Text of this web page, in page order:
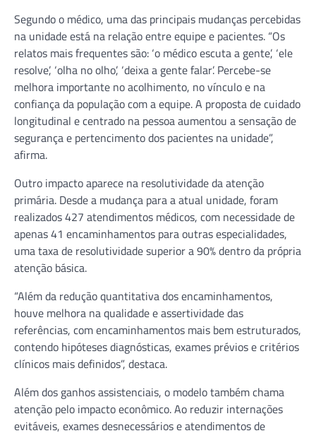
Segundo o médico, uma das principais mudanças percebidas
na unidade está na relação entre equipe e pacientes. “Os
relatos mais frequentes são: ‘o médico escuta a gente’, ‘ele
resolve’, ‘olha no olho’, ‘deixa a gente falar’. Percebe-se
melhora importante no acolhimento, no vínculo e na
confiança da população com a equipe. A proposta de cuidado
longitudinal e centrado na pessoa aumentou a sensação de
segurança e pertencimento dos pacientes na unidade”,
afirma.
Outro impacto aparece na resolutividade da atenção
primária. Desde a mudança para a atual unidade, foram
realizados 427 atendimentos médicos, com necessidade de
apenas 41 encaminhamentos para outras especialidades,
uma taxa de resolutividade superior a 90% dentro da própria
atenção básica.
“Além da redução quantitativa dos encaminhamentos,
houve melhora na qualidade e assertividade das
referências, com encaminhamentos mais bem estruturados,
contendo hipóteses diagnósticas, exames prévios e critérios
clínicos mais definidos”, destaca.
Além dos ganhos assistenciais, o modelo também chama
atenção pelo impacto econômico. Ao reduzir internações
evitáveis, exames desnecessários e atendimentos de